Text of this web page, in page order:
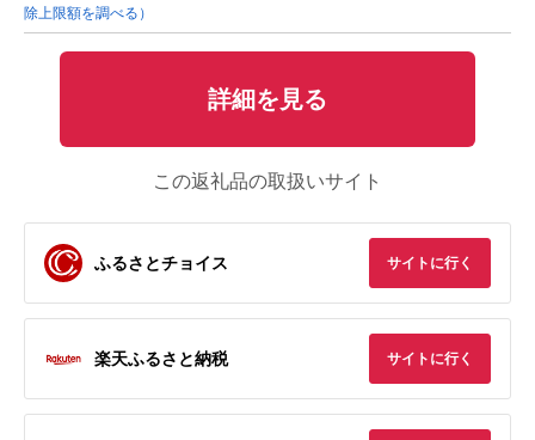
除上限額を調べる）
詳細を見る
この返礼品の取扱いサイト
ふるさとチョイス サイトに行く
楽天ふるさと納税 サイトに行く